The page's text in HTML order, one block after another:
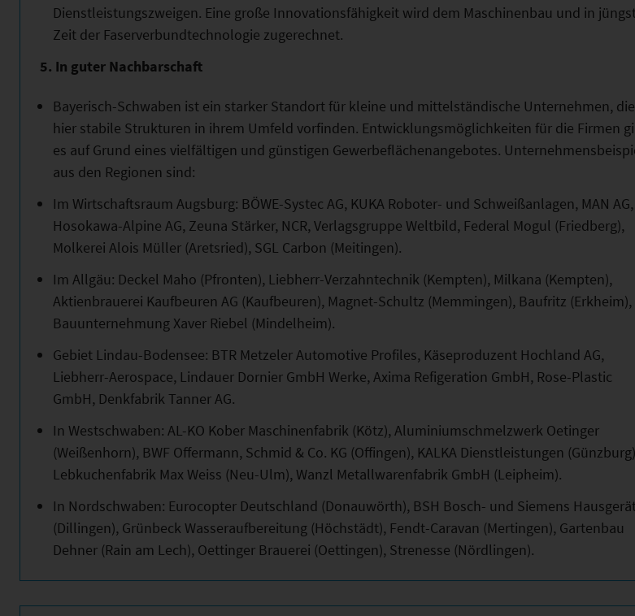
Dienstleistungszweigen. Eine große Innovationsfähigkeit wird dem Maschinenbau und in
Zeit der Faserverbundtechnologie zugerechnet.
5. In guter Nachbarschaft
Bayerisch-Schwaben ist ein starker Standort für kleine und mittelständische Unternehmen, die
hier stabile Strukturen in ihrem Umfeld vorfinden. Entwicklungsmöglichkeiten für die Firmen
es auf Grund eines vielfältigen und günstigen Gewerbeflächenangebotes.
aus den Regionen sind:
Im Wirtschaftsraum Augsburg: BÖWE-Systec AG, KUKA Roboter- und Schweißanlagen, MAN AG,
Hosokawa-Alpine AG, Zeuna Stärker, NCR, Verlagsgruppe Weltbild, Federal Mogul (Friedberg),
Molkerei Alois Müller (Aretsried), SGL Carbon (Meitingen).
Im Allgäu: Deckel Maho (Pfronten), Liebherr-Verzahntechnik (Kempten), Milkana (Kempten),
Aktienbrauerei Kaufbeuren AG (Kaufbeuren), Magnet-Schultz (Memmingen), Baufritz (Erkheim),
Bauunternehmung Xaver Riebel (Mindelheim).
Gebiet Lindau-Bodensee: BTR Metzeler Automotive Profiles, Käseproduzent Hochland AG,
Liebherr-Aerospace, Lindauer Dornier GmbH Werke, Axima Refigeration GmbH, Rose-Plastic
GmbH, Denkfabrik Tanner AG.
In Westschwaben: AL-KO Kober Maschinenfabrik (Kötz), Aluminiumschmelzwerk Oetinger
(Weißenhorn), BWF Offermann, Schmid & Co. KG (Offingen), KALKA Dienstleistungen
Lebkuchenfabrik Max Weiss (Neu-Ulm), Wanzl Metallwarenfabrik GmbH (Leipheim).
In Nordschwaben: Eurocopter Deutschland (Donauwörth), BSH Bosch- und Siemens
(Dillingen), Grünbeck Wasseraufbereitung (Höchstädt), Fendt-Caravan (Mertingen), Gartenbau
Dehner (Rain am Lech), Oettinger Brauerei (Oettingen), Strenesse (Nördlingen).